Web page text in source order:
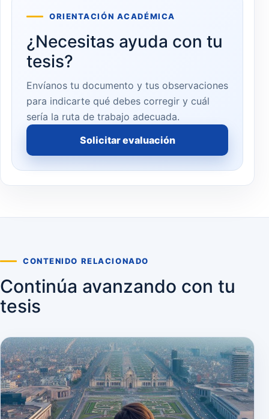
ORIENTACIÓN ACADÉMICA
¿Necesitas ayuda con tu
tesis?
Envíanos tu documento y tus observaciones
para indicarte qué debes corregir y cuál
sería la ruta de trabajo adecuada.
Solicitar evaluación
CONTENIDO RELACIONADO
Continúa avanzando con tu
tesis